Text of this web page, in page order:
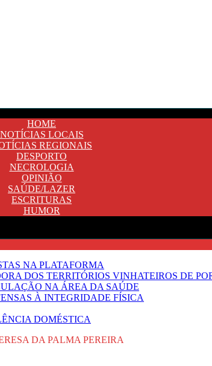
HOME
NOTÍCIAS LOCAIS
REGIONAIS
DESPORTO
NECROLOGIA
OPINIÃO
SAÚDE/LAZER
ESCRITURAS
HUMOR
NA PLATAFORMA
DOS TERRITÓRIOS VINHATEIROS DE
NA ÁREA DA SAÚDE
À INTEGRIDADE FÍSICA
DOMÉSTICA
DA PALMA PEREIRA